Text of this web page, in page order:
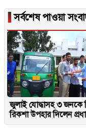
▐সর্বশেষ পাওয়া
জুলাই যোদ্ধাসহ ৩ জনকে
রিকশা উপহার দিলেন